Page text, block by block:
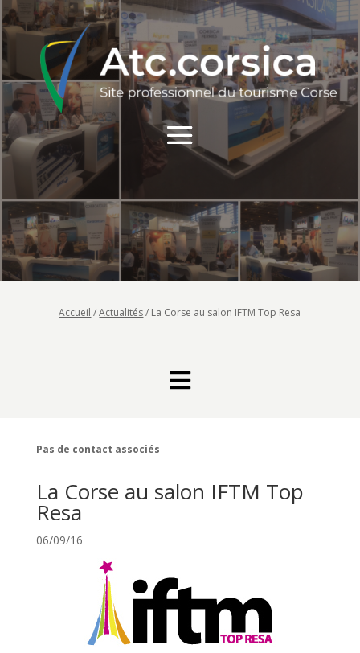
Accueil /Actualités/ La Corse au salon IFTM Top Resa

Pas de contact associés
La Corse au salon IFTM Top
Resa
06/09/16